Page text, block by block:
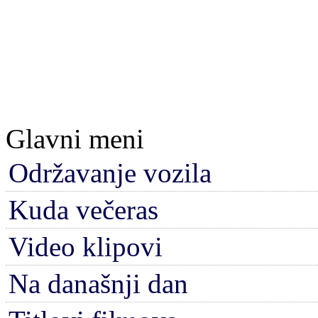
Glavni meni
Održavanje vozila
Kuda večeras
Video klipovi
Na današnji dan